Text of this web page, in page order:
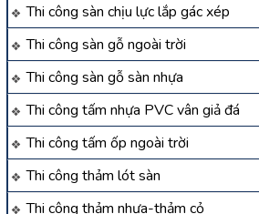
Thi công sàn chịu lực lắp gác xép
Thi công sàn gỗ ngoài trời
Thi công sàn gỗ sàn nhựa
Thi công tấm nhựa PVC vân giả đá
Thi công tấm ốp ngoài trời
Thi công thảm lót sàn
Thi công thảm nhựa-thảm cỏ